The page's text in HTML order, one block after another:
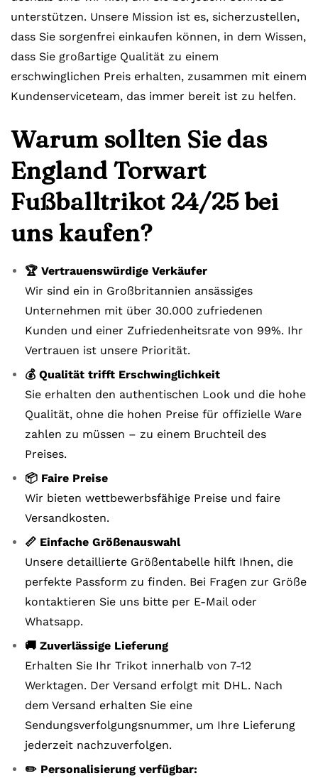
unterstützen. Unsere Mission ist es, sicherzustellen,
dass Sie sorgenfrei einkaufen können, in dem Wissen,
dass Sie großartige Qualität zu einem
erschwinglichen Preis erhalten, zusammen mit einem
Kundenserviceteam, das immer bereit ist zu helfen.
Warum sollten Sie das
England Torwart
Fußballtrikot 24/25 bei
uns kaufen?
🏆 Vertrauenswürdige Verkäufer
Wir sind ein in Großbritannien ansässiges
Unternehmen mit über 30.000 zufriedenen
Kunden und einer Zufriedenheitsrate von 99%. Ihr
Vertrauen ist unsere Priorität.
💰 Qualität trifft Erschwinglichkeit
Sie erhalten den authentischen Look und die hohe
Qualität, ohne die hohen Preise für offizielle Ware
zahlen zu müssen – zu einem Bruchteil des
Preises.
📦 Faire Preise
Wir bieten wettbewerbsfähige Preise und faire
Versandkosten.
📏 Einfache Größenauswahl
Unsere detaillierte Größentabelle hilft Ihnen, die
perfekte Passform zu finden. Bei Fragen zur Größe
kontaktieren Sie uns bitte per E-Mail oder
Whatsapp.
🚚 Zuverlässige Lieferung
Erhalten Sie Ihr Trikot innerhalb von 7-12
Werktagen. Der Versand erfolgt mit DHL. Nach
dem Versand erhalten Sie eine
Sendungsverfolgungsnummer, um Ihre Lieferung
jederzeit nachzuverfolgen.
✏️ Personalisierung verfügbar: